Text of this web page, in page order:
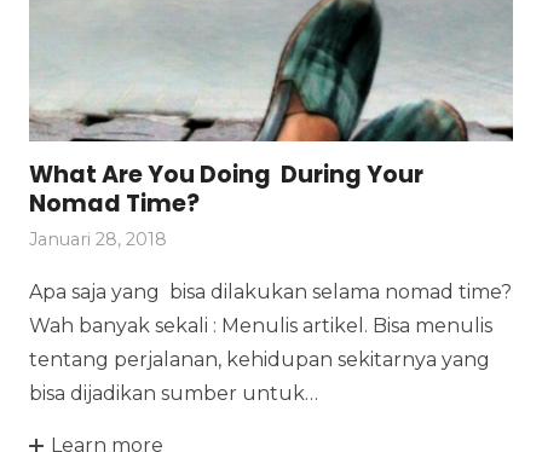
What Are You Doing During Your
Nomad Time?
Januari 28, 2018
Apa saja yang bisa dilakukan selama nomad time?
Wah banyak sekali : Menulis artikel. Bisa menulis
tentang perjalanan, kehidupan sekitarnya yang
bisa dijadikan sumber untuk…
Learn more